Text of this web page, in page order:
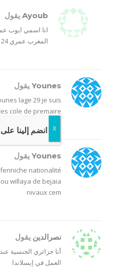
Ayoub يقول
المغرب عمري 24 سنة
Younes يقول
lage 29 je suis
cole de premaire
Younes يقول
nationalité
willaya de bejaia
nivaux cem
نصرالدين يقول
أنا جزائري الجنسية
العمل في إيسلاندا
انضم إلينا على